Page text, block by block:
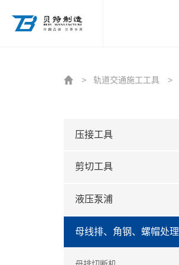
> 轨道交通施工工具 >
压接工具
剪切工具
液压泵浦
母线排、角钢、螺帽处理